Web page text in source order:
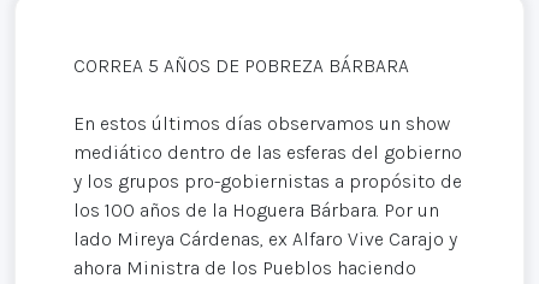
CORREA 5 AÑOS DE POBREZA BÁRBARA
En estos últimos días observamos un show
mediático dentro de las esferas del gobierno
y los grupos pro-gobiernistas a propósito de
los 100 años de la Hoguera Bárbara. Por un
lado Mireya Cárdenas, ex Alfaro Vive Carajo y
ahora Ministra de los Pueblos haciendo